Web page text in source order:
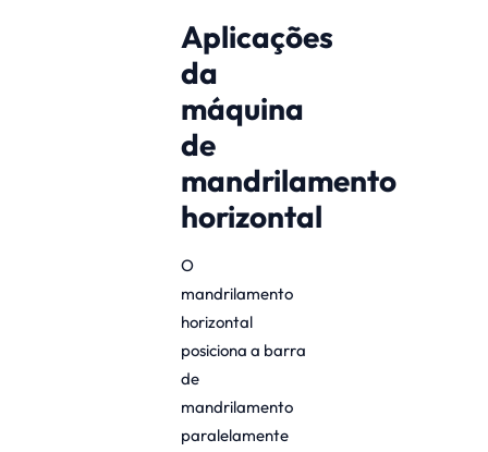
Aplicações
da
máquina
de
mandrilamento
horizontal
O
mandrilamento
horizontal
posiciona a barra
de
mandrilamento
paralelamente